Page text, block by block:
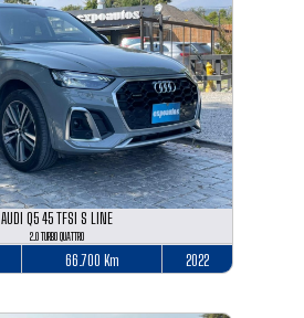
AUDI Q5 45 TFSI S LINE
2.0 TURBO QUATTRO
66.700 Km 2022